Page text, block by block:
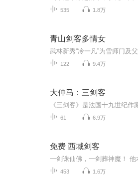
535 1.8万
青山剑客多情女
122 9.4万
大仲马：三剑客
61 6.9万
免费 西域剑客
453 1.6万